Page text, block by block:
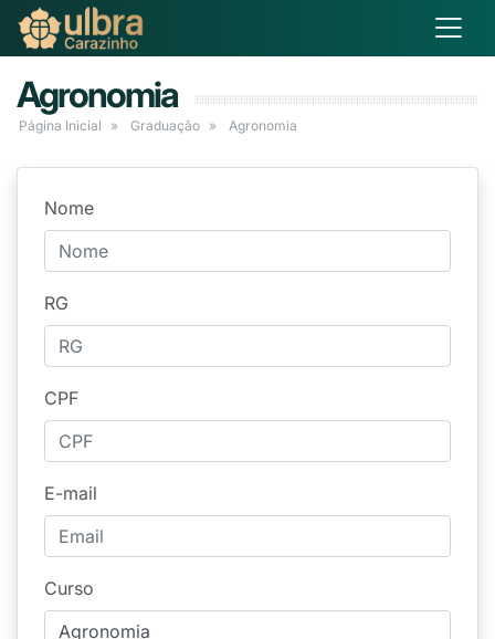
Agronomia
Página Inicial Graduação Agronomia
Nome
RG
CPF
E-mail
Curso